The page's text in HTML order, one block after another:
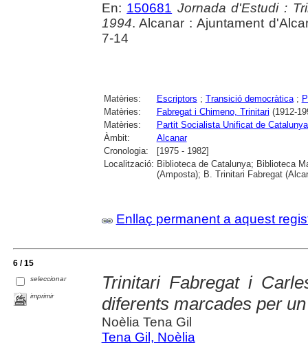
En: 150681 Jornada d'Estudi :
1994. Alcanar : Ajuntament
7-14
Matèries: Escriptors ; Transició democràtica;
Matèries:
Fabregat i Chimeno, Trinitari (1912-
Matèries:
Partit Socialista Unificat de
Àmbit:
Alcanar
Cronologia:
[1975 - 1982]
Localització: Biblioteca de Catalunya; Biblioteca
(Amposta); B. Trinitari Fabregat
Enllaç permanent a aquest
6 / 15
seleccionar
imprimir
Trinitari Fabregat i
diferents marcades per
Noèlia Tena Gil
Tena Gil, Noèlia